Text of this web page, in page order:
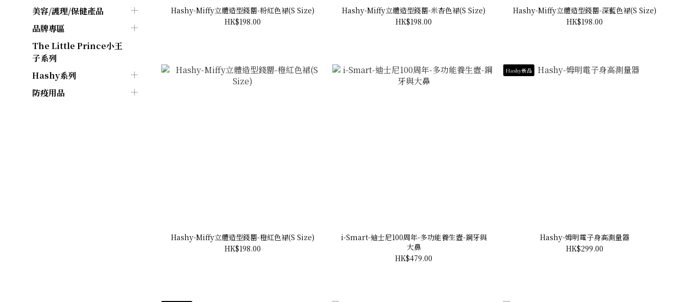
美容/護理/保健產品
品牌專區
The Little Prince小王
子系列
Hashy系列
防疫用品
Hashy-Miffy立體造型錢罌-粉紅色裙(S Size)
HK$198.00
Hashy-Miffy立體造型錢罌-米杏色裙(S Size)
HK$198.00
Hashy-Miffy立體造型錢罌-深藍色裙(S Size)
HK$198.00
Hashy-Miffy立體造型錢罌-橙紅色裙(S Size)
HK$198.00
i-Smart-迪士尼100周年-多功能養生壼-鋼牙與
大鼻
HK$479.00
Hashy新品
Hashy-姆明電子身高測量器
HK$299.00